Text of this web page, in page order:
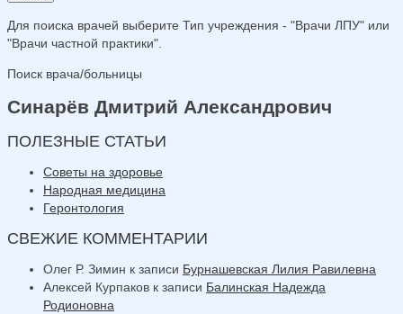
Для поиска врачей выберите Тип учреждения - "Врачи ЛПУ" или
"Врачи частной практики".
Поиск врача/больницы
Синарёв Дмитрий Александрович
ПОЛЕЗНЫЕ СТАТЬИ
Советы на здоровье
Народная медицина
Геронтология
СВЕЖИЕ КОММЕНТАРИИ
Олег Р. Зимин к записи Бурнашевская Лилия Равилевна
Алексей Курпаков к записи Балинская Надежда
Родионовна